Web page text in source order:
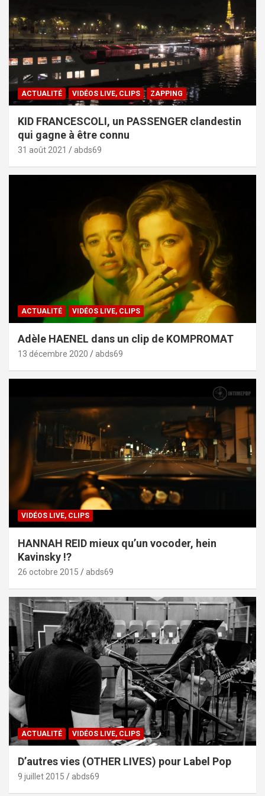
ACTUALITÉ VIDÉOS LIVE, CLIPS ZAPPING
KID FRANCESCOLI, un PASSENGER clandestin
qui gagne à être connu
31 août 2021 abds69
ACTUALITÉ VIDÉOS LIVE, CLIPS
Adèle HAENEL dans un clip de KOMPROMAT
13 décembre 2020 abds69
VIDÉOS LIVE, CLIPS
HANNAH REID mieux qu’un vocoder, hein
Kavinsky !?
26 octobre 2015 abds69
ACTUALITÉ VIDÉOS LIVE, CLIPS
D’autres vies (OTHER LIVES) pour Label Pop
9 juillet 2015 abds69